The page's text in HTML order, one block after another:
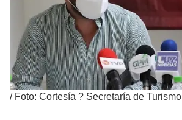
/ Foto: Cortesía ? Secretaría de Turismo